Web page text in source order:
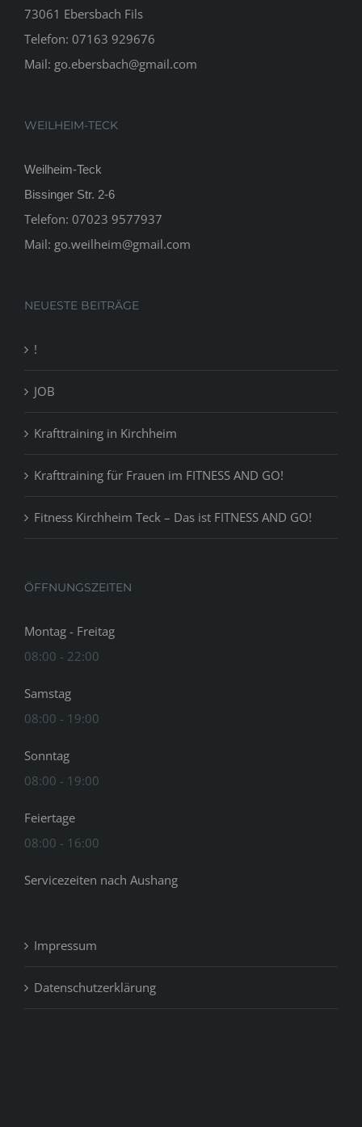
73061 Ebersbach Fils
Telefon: 07163 929676
Mail: go.ebersbach@gmail.com
WEILHEIM-TECK
Weilheim-Teck
Bissinger Str. 2-6
Telefon: 07023 9577937
Mail: go.weilheim@gmail.com
NEUESTE BEITRÄGE
!
JOB
Krafttraining in Kirchheim
Krafttraining für Frauen im FITNESS AND GO!
Fitness Kirchheim Teck – Das ist FITNESS AND GO!
ÖFFNUNGSZEITEN
Montag - Freitag
08:00 - 22:00
Samstag
08:00 - 19:00
Sonntag
08:00 - 19:00
Feiertage
08:00 - 16:00
Servicezeiten nach Aushang
Impressum
Datenschutzerklärung